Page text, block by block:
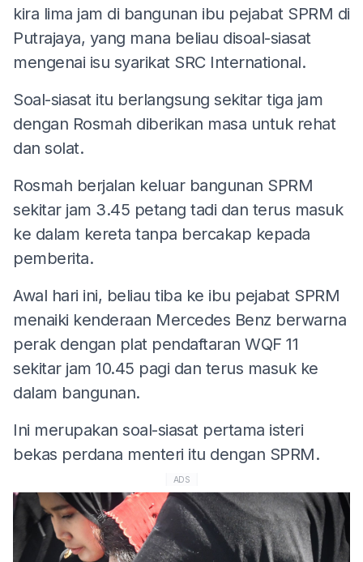
kira lima jam di bangunan ibu pejabat SPRM di
Putrajaya, yang mana beliau disoal-siasat
mengenai isu syarikat SRC International.
Soal-siasat itu berlangsung sekitar tiga jam
dengan Rosmah diberikan masa untuk rehat
dan solat.
Rosmah berjalan keluar bangunan SPRM
sekitar jam 3.45 petang tadi dan terus masuk
ke dalam kereta tanpa bercakap kepada
pemberita.
Awal hari ini, beliau tiba ke ibu pejabat SPRM
menaiki kenderaan Mercedes Benz berwarna
perak dengan plat pendaftaran WQF 11
sekitar jam 10.45 pagi dan terus masuk ke
dalam bangunan.
Ini merupakan soal-siasat pertama isteri
bekas perdana menteri itu dengan SPRM.
ADS